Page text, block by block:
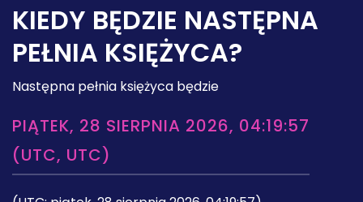
KIEDY BĘDZIE NASTĘPNA
PEŁNIA KSIĘŻYCA?
Następna pełnia księżyca będzie
PIĄTEK, 28 SIERPNIA 2026, 04:19:57
(UTC, UTC)